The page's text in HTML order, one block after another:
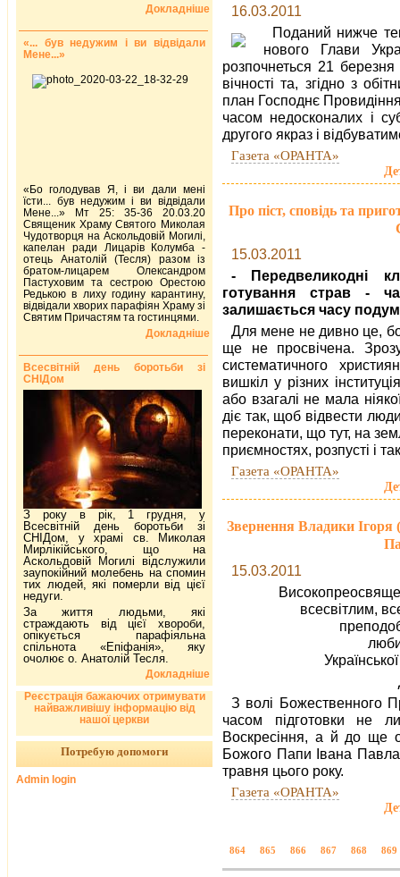
16.03.2011
Поданий нижче
нового Глави
розпочнеться 21
вічності та, згідно з
план Господнє
часом недосконалих і
другого якраз і
Газета «ОРАНТА»
Про піст, сповідь та
15.03.2011
- Передвеликодні
готування страв -
залишається часу
Для мене не дивно це,
ще не просвічена.
систематичного
вишкіл у різних
або взагалі не мала
діє так, щоб відвести
переконати, що тут, на
приємностях, розпусті і
Газета «ОРАНТА»
Звернення Владики Ігоря
15.03.2011
всесвітлим,
З волі Божественного
часом підготовки не
Воскресіння, а й до ще
Божого Папи Івана
травня цього року.
Газета «ОРАНТА»
864 865 866 867 868 869
Докладніше
«... був недужим і ви відвідали
Мене...»
«Бо голодував Я, і ви дали мені
їсти... був недужим і ви відвідали
Мене...» Мт 25: 35-36 20.03.20
Священик Храму Святого Миколая
Чудотворця на Аскольдовій Могилі,
капелан ради Лицарів Колумба -
отець Анатолій (Тесля) разом із
братом-лицарем Олександром
Пастуховим та сестрою Орестою
Редькою в лиху годину карантину,
відвідали хворих парафіян Храму зі
Святим Причастям та гостинцями.
Докладніше
Всесвітній день боротьби зі
СНІДом
З року в рік, 1 грудня, у
Всесвітній день боротьби зі
СНІДом, у храмі св. Миколая
Мирлікійського, що на
Аскольдовій Могилі відслужили
заупокійний молебень на спомин
тих людей, які померли від цієї
недуги.
За життя людьми, які
страждають від цієї хвороби,
опікується парафіяльна
спільнота «Епіфанія», яку
очолює о. Анатолій Тесля.
Докладніше
Реєстрація бажаючих отримувати
найважливішу інформацію від
нашої церкви
Потребую допомоги
Admin login